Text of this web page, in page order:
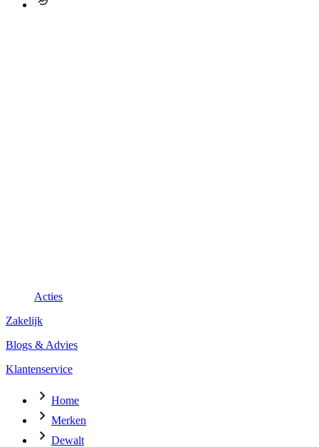
Acties
Zakelijk
Blogs & Advies
Klantenservice
Home
Merken
Dewalt